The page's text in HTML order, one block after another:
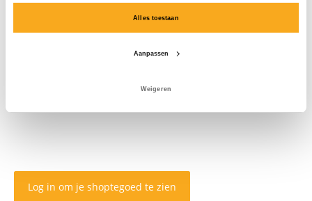
Alles toestaan
Aanpassen
Weigeren
Log in om je shoptegoed te zien